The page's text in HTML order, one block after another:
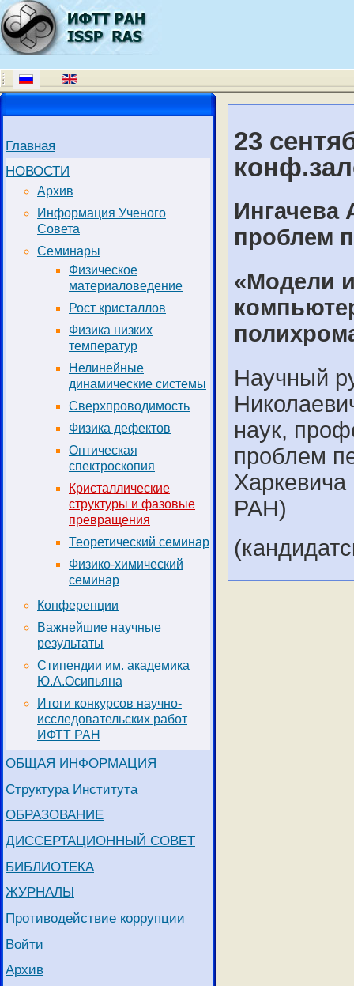
Главная
НОВОСТИ
Архив
Информация Ученого
Совета
Семинары
Физическое
материаловедение
Рост кристаллов
Физика низких
температур
Нелинейные
динамические системы
Сверхпроводимость
Физика дефектов
Оптическая
спектроскопия
Кристаллические
структуры и фазовые
превращения
Теоретический семинар
Физико-химический
семинар
Конференции
Важнейшие научные
результаты
Стипендии им. академика
Ю.А.Осипьяна
Итоги конкурсов научно-
исследовательских работ
ИФТТ РАН
ОБЩАЯ ИНФОРМАЦИЯ
Структура Института
ОБРАЗОВАНИЕ
ДИССЕРТАЦИОННЫЙ СОВЕТ
БИБЛИОТЕКА
ЖУРНАЛЫ
Противодействие коррупции
Войти
Архив
23
Ингачева
проблем
«Модели
Научный
наук,
проблем
РАН)